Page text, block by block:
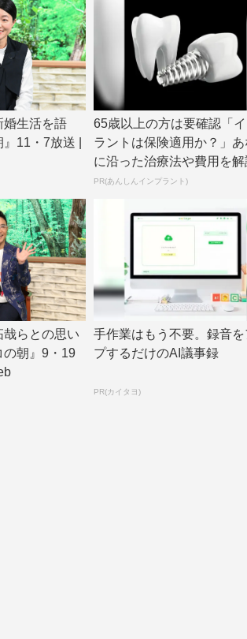
婚生活を語
11・7放送 |
65歳以上の方は要確認「
ラントは保険適用か？」あ
に沿った治療法や費用を解
PR(あんしんインプラント)
哉らとの思い
の朝』9・19
手作業はもう不要。録音を
プするだけのAI議事録
PR(カイタヨ)